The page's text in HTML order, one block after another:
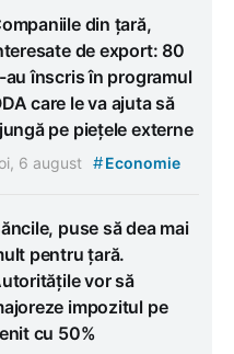
din țară,
de export: 80
au înscris în programul
care le va ajuta să
pe piețele externe
6 august #Economie
puse să dea mai
pentru țară.
vor să
impozitul pe
cu 50%